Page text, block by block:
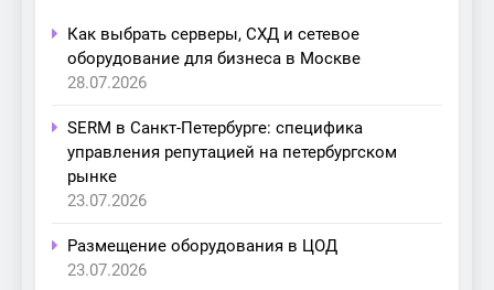
Как выбрать серверы, СХД и сетевое
оборудование для бизнеса в Москве
28.07.2026
SERM в Санкт-Петербурге: специфика
управления репутацией на петербургском
рынке
23.07.2026
Размещение оборудования в ЦОД
23.07.2026